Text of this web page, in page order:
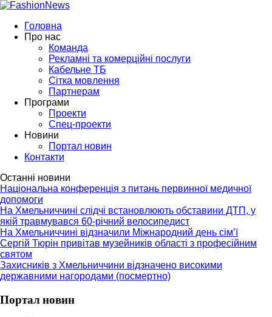
Головна
Про нас
Команда
Рекламні та комерційні послуги
Кабельне ТБ
Сітка мовлення
Партнерам
Програми
Проекти
Спец-проекти
Новини
Портал новин
Контакти
Останні новини
Національна конференція з питань первинної медичної
допомоги
На Хмельниччині слідчі встановлюють обставини ДТП, у
якій травмувався 60-річний велосипедист
На Хмельниччині відзначили Міжнародний день сім’ї
Сергій Тюрін привітав музейників області з професійним
святом
Захисників з Хмельниччини відзначено високими
державними нагородами (посмертно)
Портал новин